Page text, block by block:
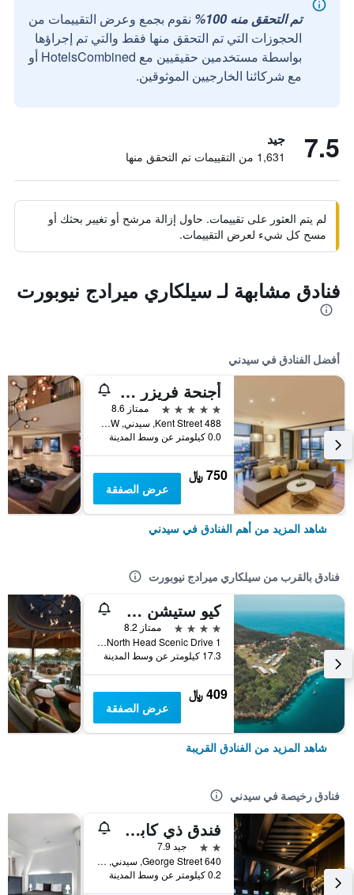
تم التحقق منه 100%
نقوم بجمع وعرض التقييمات من
الحجوزات التي تم التحقق منها فقط والتي تم إجراؤها
بواسطة مستخدمين حقيقيين مع HotelsCombined أو
مع شركائنا الخارجيين الموثوقين.
7.5 جيد
1,631 من التقييمات تم التحقق منها
لم يتم العثور على تقييمات. حاول إزالة مرشح أو تغيير بحثك أو
مسح كل شيء لعرض التقييمات.
فنادق مشابهة لـ سيلكاري ميرادج نيوبورت
أفضل الفنادق في سيدني
أجنحة فريزر سيدني
5 نجوم
ممتاز 8.6
488 Kent Street, سيدني, NSW, أستراليا
0.0 كيلومتر عن وسط المدينة
750 ﷼
عرض الصفقة
شاهد المزيد من أهم الفنادق في سيدني
فنادق بالقرب من سيلكاري ميرادج نيوبورت
كيو ستيشن سيدني هاربور ناشونال بارك باي أكور
4 نجوم
ممتاز 8.2
1 North Head Scenic Drive, سيدني, NSW, أستراليا
17.3 كيلومتر عن وسط المدينة
409 ﷼
عرض الصفقة
شاهد المزيد من الفنادق القريبة
فنادق رخيصة في سيدني
فندق ذي كابسول
2 نجمتين
جيد 7.9
640 George Street, سيدني, NSW, أستراليا
0.2 كيلومتر عن وسط المدينة